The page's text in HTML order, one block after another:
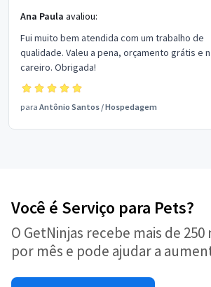
Ana Paula avaliou:
Fui muito bem atendida com um trabalho de
qualidade. Valeu a pena, orçamento grátis e
careiro. Obrigada!
para Antônio Santos /Hospedagem
Você é Serviço para Pets?
O GetNinjas recebe mais de
por mês e pode ajudar a